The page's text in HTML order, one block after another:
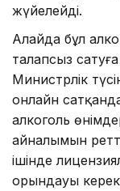
жүйелейді.
Алайда бұл
талапсыз
Министрлік
онлайн
алкоголь
айналымын
ішінде
орындауы